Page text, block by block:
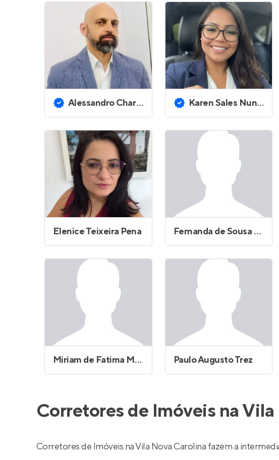
Alessandro Charles Proficio Karen Sales Nunes
Elenice Teixeira Pena Fernanda de Sousa Fernandes
Miriam de Fatima Machado Vono Paulo Augusto Trez
Corretores de Imóveis na
Corretores de Imóveis na Vila Nova Carolina fazem a